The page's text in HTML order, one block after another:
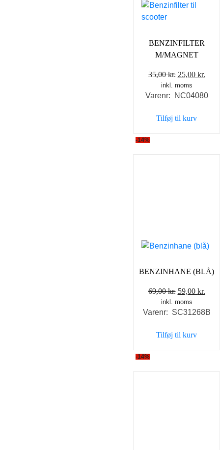
BENZINFILTER
M/MAGNET
35,00kr. Den
oprindelige
pris
35,00 kr..
25,00 kr.
pris
inkl. moms
Varenr: NC04080
Tilføj til kurv
-14%
BENZINHANE (BLÅ)
69,00kr. Den
oprindelige
pris
69,00 kr..
59,00 kr.Den
pris
inkl. moms
Varenr: SC31268B
Tilføj til kurv
-14%